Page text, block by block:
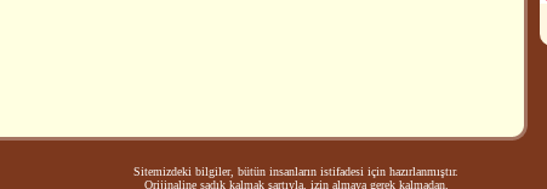
Sitemizdeki bilgiler, bütün insanların istifadesi için hazırlanmıştır.
Orijinaline sadık kalmak şartıyla, izin almaya gerek kalmadan,